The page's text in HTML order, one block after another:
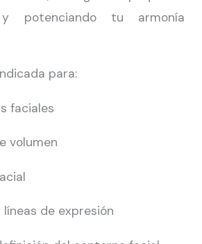
y potenciando tu armonía
para:
faciales
volumen
de expresión